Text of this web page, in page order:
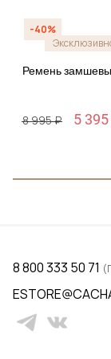
-40%
Ремень
8 995 ₽ 5
8 800 333 50 71